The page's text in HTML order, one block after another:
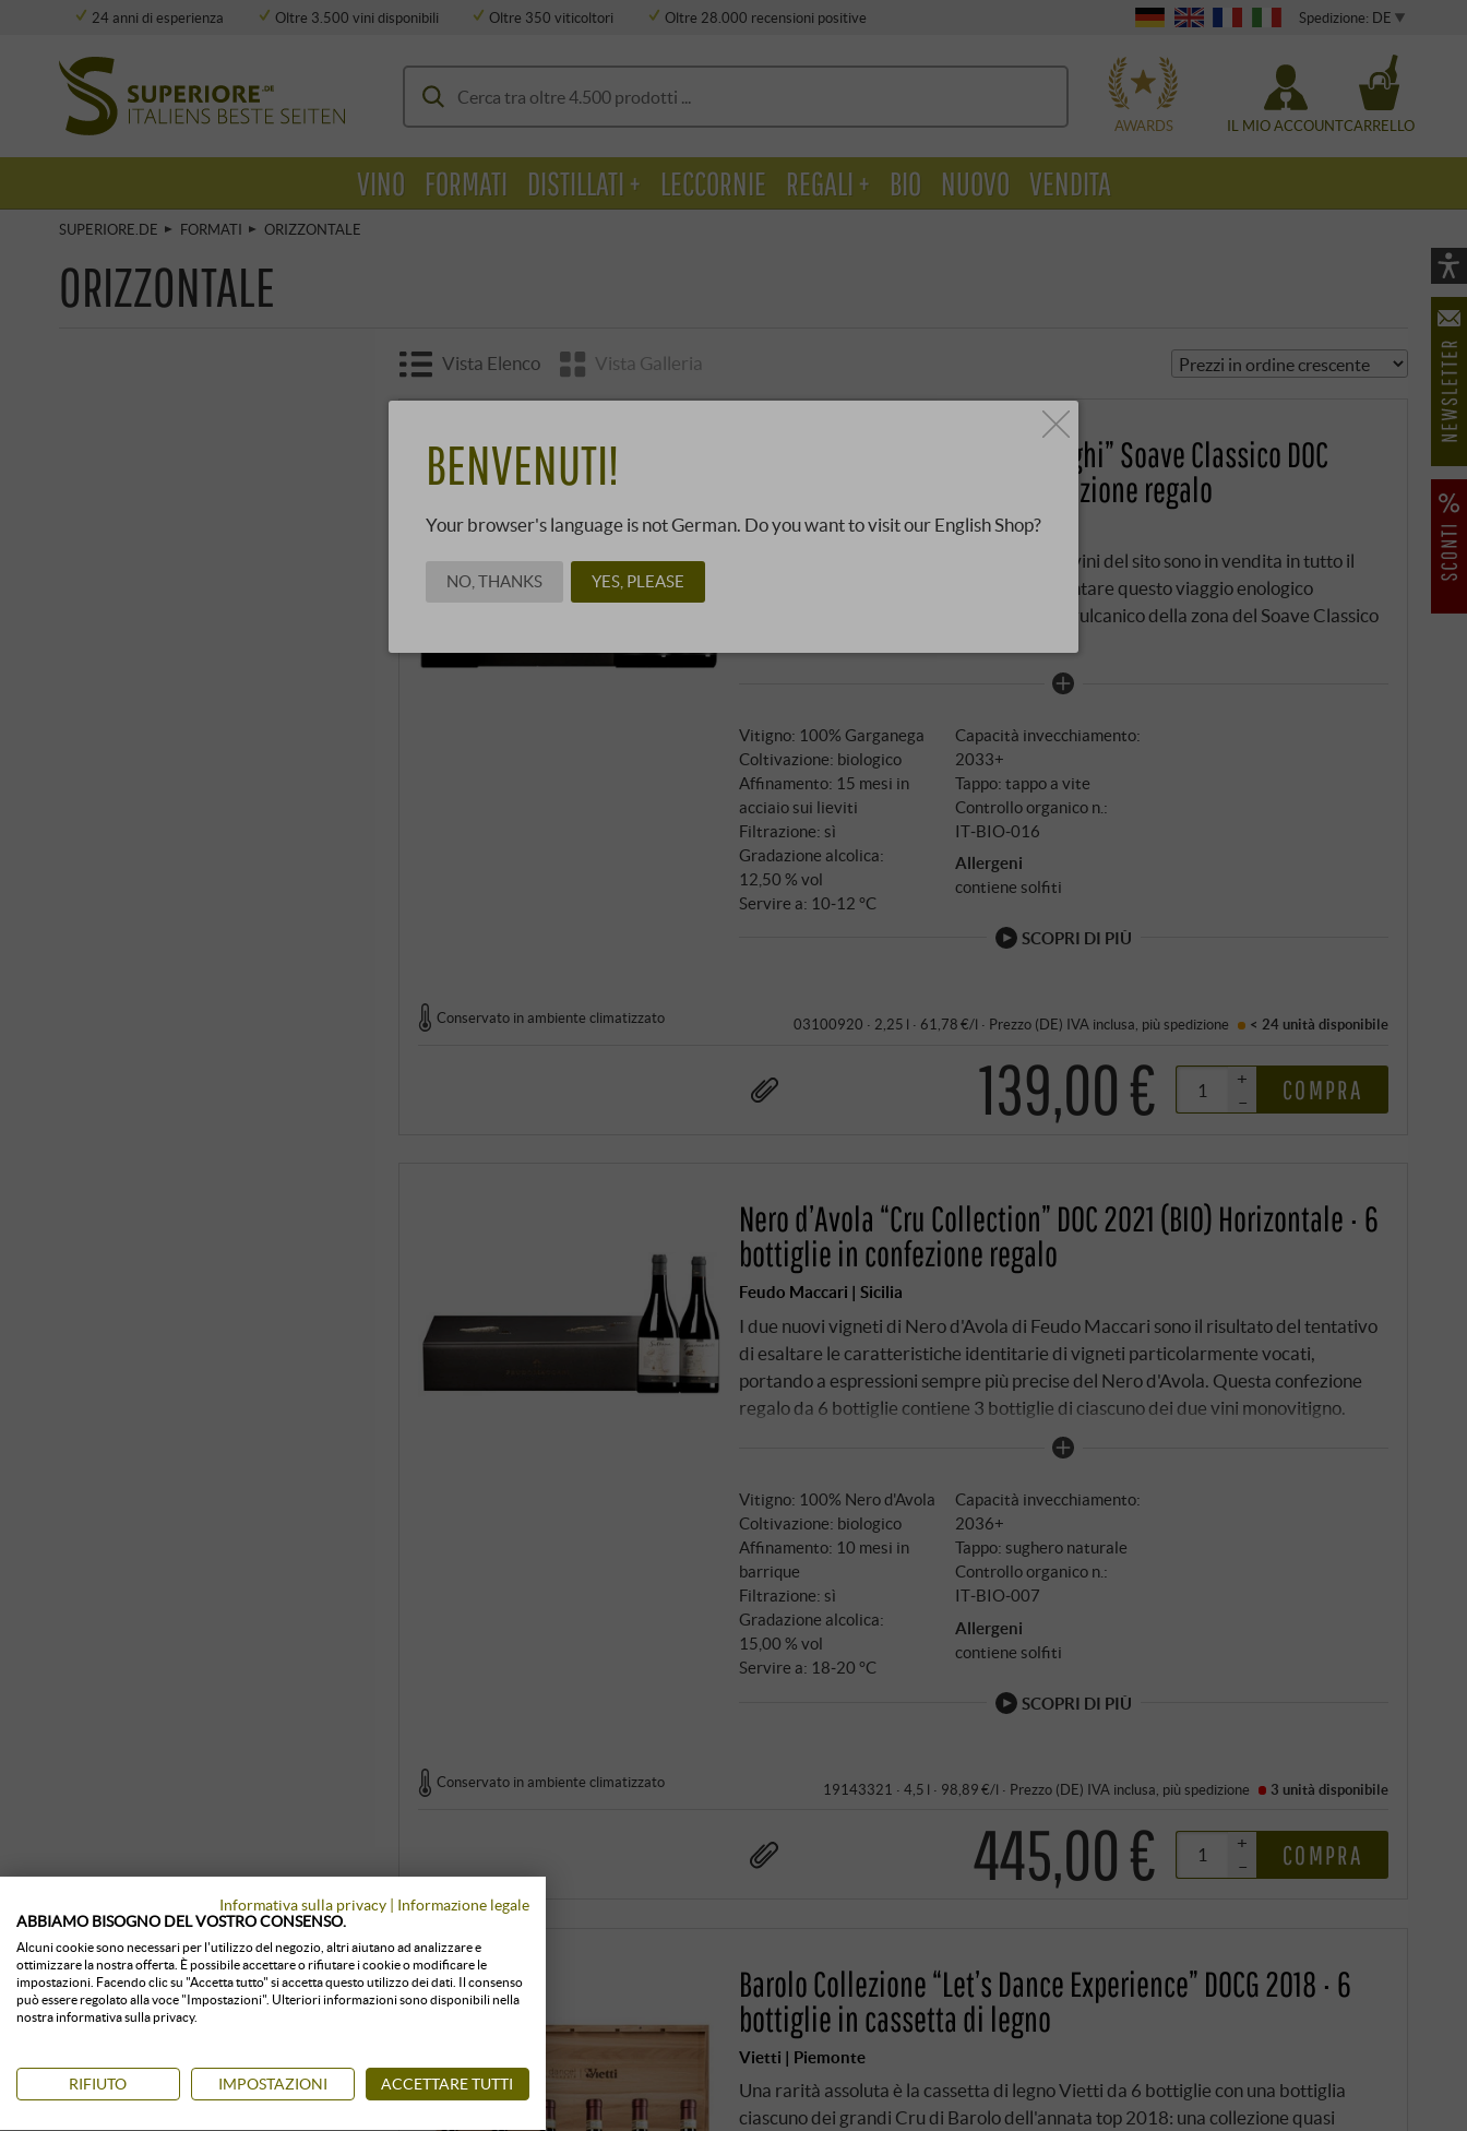
24 anni di esperienza Oltre 3.500 vini disponibili Oltre 350 viticoltori
Oltre 28.000 recensioni positive
WÄHLEN Spedizione: DE
AWARDS IL MIO ACCOUNTCARRELLO
SUPERIORE.DE FORMATI ORIZZONTALE
ORIZZONTALE
Vista Elenco Vista Galleria
“Selezione Vini Vulcanici I Luoghi” Soave Classico DOC
2020 (BIO) · 3 bottiglie in confezione regalo
Az. Ag. Suavia | Veneto
Solo 500x set di 3 di questi tre eccezionali vini del sito sono in vendita in tutto il
mondo ad ogni annata. Siamo lieti di presentare questo viaggio enologico
strettamente limitato attraverso il terroir vulcanico della zona del Soave Classico
Vitigno: 100% Garganega
Coltivazione: biologico
Affinamento: 15 mesi in
acciaio sui lieviti
Filtrazione: sì
Gradazione alcolica:
12,50 % vol
Servire a: 10‑12 °C
Capacità invecchiamento:
2033+
Tappo: tappo a vite
Controllo organico n.:
IT‑BIO‑016
Allergeni
contiene solfiti
SCOPRI DI PIÙ
Conservato in ambiente climatizzato 03100920 · 2,25 l · 61,78 €/l · Prezzo (DE) IVA inclusa, più spedizione < 24 unità disponibile
139,00 €
+
–
COMPRA
Nero d’Avola “Cru Collection” DOC 2021 (BIO) Horizontale · 6
bottiglie in confezione regalo
Feudo Maccari | Sicilia
I due nuovi vigneti di Nero d'Avola di Feudo Maccari sono il risultato del tentativo
di esaltare le caratteristiche identitarie di vigneti particolarmente vocati,
portando a espressioni sempre più precise del Nero d'Avola. Questa confezione
regalo da 6 bottiglie contiene 3 bottiglie di ciascuno dei due vini monovitigno.
Vitigno: 100% Nero d'Avola
Coltivazione: biologico
Affinamento: 10 mesi in
barrique
Filtrazione: sì
Gradazione alcolica:
15,00 % vol
Servire a: 18‑20 °C
Capacità invecchiamento:
2036+
Tappo: sughero naturale
Controllo organico n.:
IT‑BIO‑007
Allergeni
contiene solfiti
SCOPRI DI PIÙ
Conservato in ambiente climatizzato 19143321 · 4,5 l · 98,89 €/l · Prezzo (DE) IVA inclusa , più spedizione 3 unità disponibile
445,00 €
+
–
COMPRA
Barolo Collezione “Let’s Dance Experience” DOCG 2018 · 6
bottiglie in cassetta di legno
Vietti | Piemonte
Una rarità assoluta è la cassetta di legno Vietti da 6 bottiglie con una bottiglia
ciascuno dei grandi Cru di Barolo dell'annata top 2018: una collezione quasi
VINO FORMATI DISTILLATI + LECCORNIE REGALI + BIO NUOVO VENDITA
BENVENUTI!
Your browser's language is not German. Do you want to visit our English Shop?
NO, THANKS YES, PLEASE
Informativa sulla privacy | Informazione legale
ABBIAMO BISOGNO DEL VOSTRO CONSENSO.
Alcuni cookie sono necessari per l'utilizzo del negozio, altri aiutano ad analizzare e
ottimizzare la nostra offerta. È possibile accettare o rifiutare i cookie o modificare le
impostazioni. Facendo clic su "Accetta tutto" si accetta questo utilizzo dei dati. Il consenso
può essere regolato alla voce "Impostazioni". Ulteriori informazioni sono disponibili nella
nostra informativa sulla privacy.
RIFIUTO IMPOSTAZIONI ACCETTARE TUTTI